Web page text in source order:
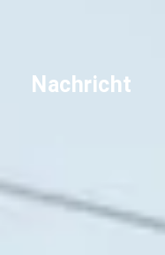
Nachricht